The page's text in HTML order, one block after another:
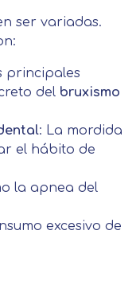
ser variadas.
principales
del bruxismo
: La mordida
el hábito de
la apnea del
excesivo de